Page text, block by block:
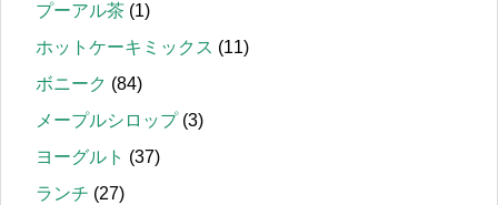
プーアル茶 (1)
ホットケーキミックス (11)
ボニーク (84)
メープルシロップ(3)
ヨーグルト (37)
ランチ (27)